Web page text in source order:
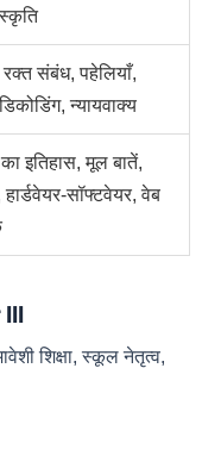
संबंध, पहेलियाँ,
न्यायवाक्य
इतिहास, मूल बातें,
सॉफ्टवेयर, वेब
शिक्षा, स्कूल नेतृत्व,